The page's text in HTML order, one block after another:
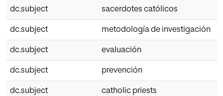
dc.subject sacerdotes católicos
dc.subject metodología de investigación
dc.subject evaluación
dc.subject prevención
dc.subject catholic priests